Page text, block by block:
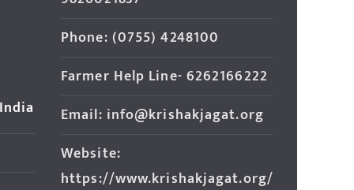
Phone: (0755) 4248100
Farmer Help Line- 6262166222
Email: info@krishakjagat.org
Website:
https://www.krishakjagat.org/